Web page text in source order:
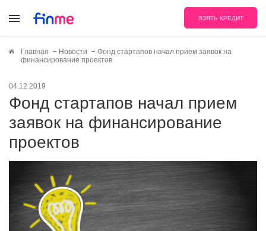
ВЗЯТЬ КРЕДИТ
Главная Новости
Фонд стартапов начал прием заявок на
финансирование проектов
04.12.2019
Фонд стартапов начал прием
заявок на финансирование
проектов